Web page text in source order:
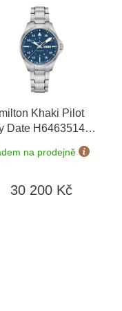
Khaki Pilot
Date H64635140
záruka
+ možnost výměny
na prodejně
30 200 Kč